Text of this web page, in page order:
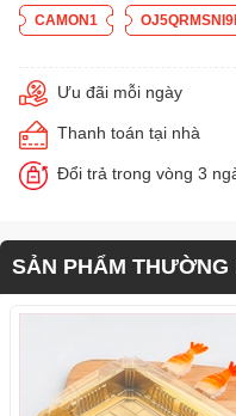
CAMON1
Ưu đãi mỗi ngày
Thanh toán tại nhà
Đổi trả trong vòng 3
SẢN PHẨM THƯỜNG